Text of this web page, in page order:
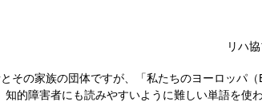
リハ
その家族の団体ですが、「私たちのヨーロッパ
的障害者にも読みやすいように難しい単語を使